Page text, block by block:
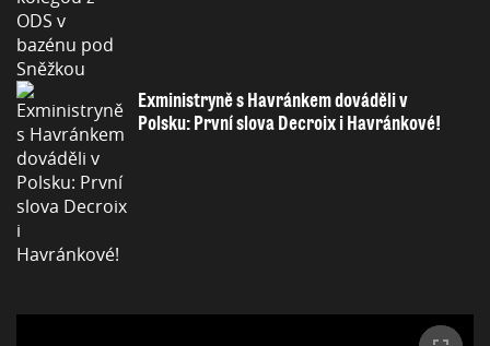
Exministryně s Havránkem dováděli v
Polsku: První slova Decroix i Havránkové!